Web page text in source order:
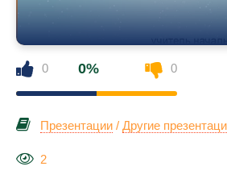
0 0% 0
Презентации / Другие
2